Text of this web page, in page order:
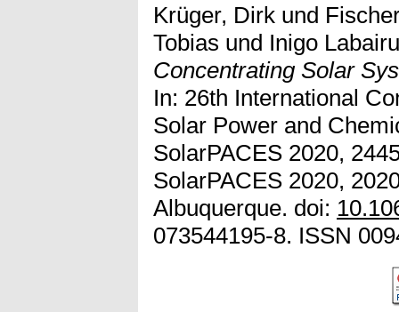
Krüger, Dirk und
Tobias und Inigo
Concentrating Solar
In: 26th International
Solar Power and
SolarPACES 2020,
SolarPACES 2020,
Albuquerque. doi:
073544195-8. ISSN